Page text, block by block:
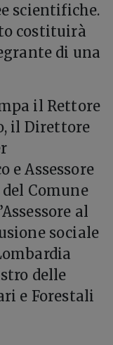
scientifiche.
costituirà
di una
il Rettore
il Direttore
e Assessore
Comune
al
sociale
delle
e Forestali